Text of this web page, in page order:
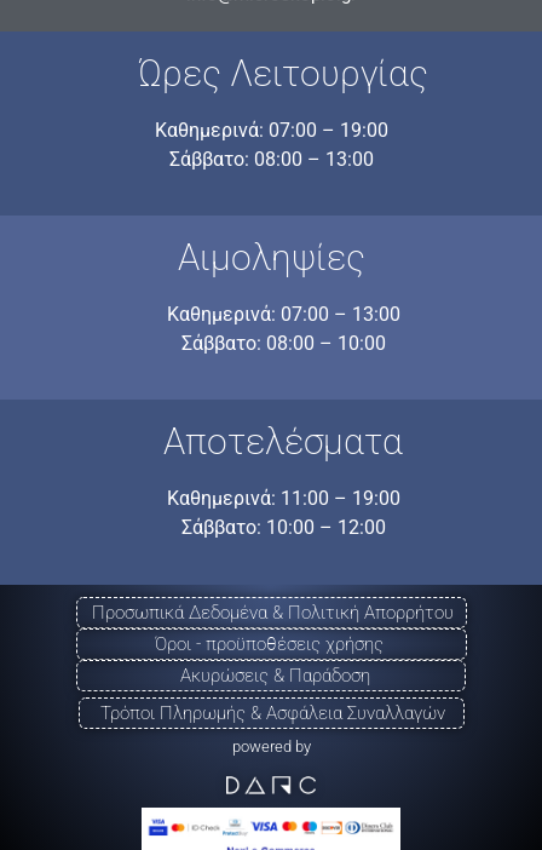
Ώρες Λειτουργίας
Καθημερινά: 07:00 – 19:00
Σάββατο: 08:00 – 13:00
Αιμοληψίες
Καθημερινά: 07:00 – 13:00
Σάββατο: 08:00 – 10:00
Αποτελέσματα
Καθημερινά: 11:00 – 19:00
Σάββατο: 10:00 – 12:00
Προσωπικά Δεδομένα & Πολιτική Απορρήτου
Όροι - προϋποθέσεις χρήσης
Ακυρώσεις & Παράδοση
Τρόποι Πληρωμής & Ασφάλεια Συναλλαγών
powered by